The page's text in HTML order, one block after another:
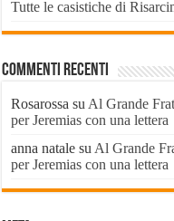
Tutte le casistiche di
Commenti recenti
Rosarossa su Al Grande
per Jeremias con una lettera
anna natale su Al Grande
per Jeremias con una lettera